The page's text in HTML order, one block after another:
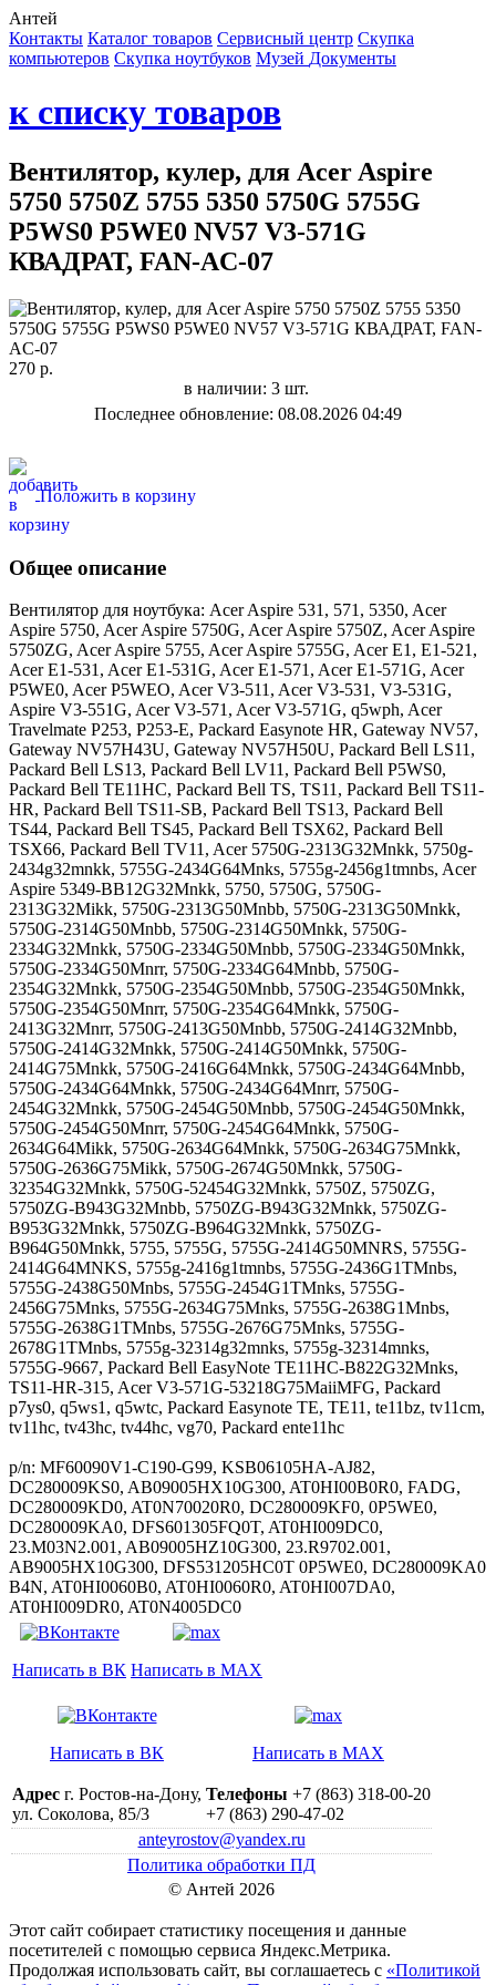
Антей
Контакты Каталог товаров Сервисный центр Cкупка
компьютеров Cкупка ноутбуков Музей Документы
к списку товаров
Вентилятор, кулер, для Acer Aspire
5750 5750Z 5755 5350 5750G 5755G
P5WS0 P5WE0 NV57 V3-571G
КВАДРАТ, FAN-AC-07
270 р.
в наличии: 3 шт.
Последнее обновление: 08.08.2026 04:49
Положить в корзину
Общее описание
Вентилятор для ноутбука: Acer Aspire 531, 571, 5350, Acer
Aspire 5750, Acer Aspire 5750G, Acer Aspire 5750Z, Acer Aspire
5750ZG, Acer Aspire 5755, Acer Aspire 5755G, Acer E1, E1-521,
Acer E1-531, Acer E1-531G, Acer E1-571, Acer E1-571G, Acer
P5WE0, Acer P5WEO, Acer V3-511, Acer V3-531, V3-531G,
Aspire V3-551G, Acer V3-571, Acer V3-571G, q5wph, Acer
Travelmate P253, P253-E, Packard Easynote HR, Gateway NV57,
Gateway NV57H43U, Gateway NV57H50U, Packard Bell LS11,
Packard Bell LS13, Packard Bell LV11, Packard Bell P5WS0,
Packard Bell TE11HC, Packard Bell TS, TS11, Packard Bell TS11-
HR, Packard Bell TS11-SB, Packard Bell TS13, Packard Bell
TS44, Packard Bell TS45, Packard Bell TSX62, Packard Bell
TSX66, Packard Bell TV11, Acer 5750G-2313G32Mnkk, 5750g-
2434g32mnkk, 5755G-2434G64Mnks, 5755g-2456g1tmnbs, Acer
Aspire 5349-BB12G32Mnkk, 5750, 5750G, 5750G-
2313G32Mikk, 5750G-2313G50Mnbb, 5750G-2313G50Mnkk,
5750G-2314G50Mnbb, 5750G-2314G50Mnkk, 5750G-
2334G32Mnkk, 5750G-2334G50Mnbb, 5750G-2334G50Mnkk,
5750G-2334G50Mnrr, 5750G-2334G64Mnbb, 5750G-
2354G32Mnkk, 5750G-2354G50Mnbb, 5750G-2354G50Mnkk,
5750G-2354G50Mnrr, 5750G-2354G64Mnkk, 5750G-
2413G32Mnrr, 5750G-2413G50Mnbb, 5750G-2414G32Mnbb,
5750G-2414G32Mnkk, 5750G-2414G50Mnkk, 5750G-
2414G75Mnkk, 5750G-2416G64Mnkk, 5750G-2434G64Mnbb,
5750G-2434G64Mnkk, 5750G-2434G64Mnrr, 5750G-
2454G32Mnkk, 5750G-2454G50Mnbb, 5750G-2454G50Mnkk,
5750G-2454G50Mnrr, 5750G-2454G64Mnkk, 5750G-
2634G64Mikk, 5750G-2634G64Mnkk, 5750G-2634G75Mnkk,
5750G-2636G75Mikk, 5750G-2674G50Mnkk, 5750G-
32354G32Mnkk, 5750G-52454G32Mnkk, 5750Z, 5750ZG,
5750ZG-B943G32Mnbb, 5750ZG-B943G32Mnkk, 5750ZG-
B953G32Mnkk, 5750ZG-B964G32Mnkk, 5750ZG-
B964G50Mnkk, 5755, 5755G, 5755G-2414G50MNRS, 5755G-
2414G64MNKS, 5755g-2416g1tmnbs, 5755G-2436G1TMnbs,
5755G-2438G50Mnbs, 5755G-2454G1TMnks, 5755G-
2456G75Mnks, 5755G-2634G75Mnks, 5755G-2638G1Mnbs,
5755G-2638G1TMnbs, 5755G-2676G75Mnks, 5755G-
2678G1TMnbs, 5755g-32314g32mnks, 5755g-32314mnks,
5755G-9667, Packard Bell EasyNote TE11HC-B822G32Mnks,
TS11-HR-315, Acer V3-571G-53218G75MaiiMFG, Packard
p7ys0, q5ws1, q5wtc, Packard Easynote TE, TE11, te11bz, tv11cm,
tv11hc, tv43hc, tv44hc, vg70, Packard ente11hc
p/n: MF60090V1-C190-G99, KSB06105HA-AJ82,
DC280009KS0, AB09005HX10G300, AT0HI00B0R0, FADG,
DC280009KD0, AT0N70020R0, DC280009KF0, 0P5WE0,
DC280009KA0, DFS601305FQ0T, AT0HI009DC0,
23.M03N2.001, AB09005HZ10G300, 23.R9702.001,
AB9005HX10G300, DFS531205HC0T 0P5WE0, DC280009KA0
B4N, AT0HI0060B0, AT0HI0060R0, AT0HI007DA0,
AT0HI009DR0, AT0N4005DC0
Написать в ВК Написать в MAX
Написать в ВК Написать в MAX
Адрес г. Ростов-на-Дону,
ул. Соколова, 85/3
Телефоны +7 (863) 318-00-20
+7 (863) 290-47-02
anteyrostov@yandex.ru
Политика обработки ПД
© Антей 2026
Этот сайт собирает статистику посещения и данные
посетителей c помощью сервиса Яндекс.Метрика.
Продолжая использовать сайт, вы соглашаетесь с «Политикой